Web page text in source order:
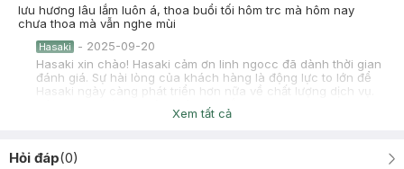
lưu hương lâu lắm luôn á, thoa buổi tối hôm trc mà hôm nay
chưa thoa mà vẫn nghe mùi
Hasaki - 2025-09-20
Hasaki xin chào! Hasaki cảm ơn linh ngocc đã dành thời gian
đánh giá. Sự hài lòng của khách hàng là động lực to lớn để
Hasaki ngày càng phát triển hơn nữa về chất lượng dịch vụ.
Cảm ơn bạn đã tin tưởng và mua sắm tại Hasaki!
Xem tất cả
Hỏi đáp(0)